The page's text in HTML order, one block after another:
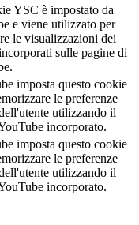
YSC è impostato da
e viene utilizzato per
le visualizzazioni dei
sulle pagine di
imposta questo cookie
le preferenze
utilizzando il
incorporato.
imposta questo cookie
le preferenze
utilizzando il
incorporato.